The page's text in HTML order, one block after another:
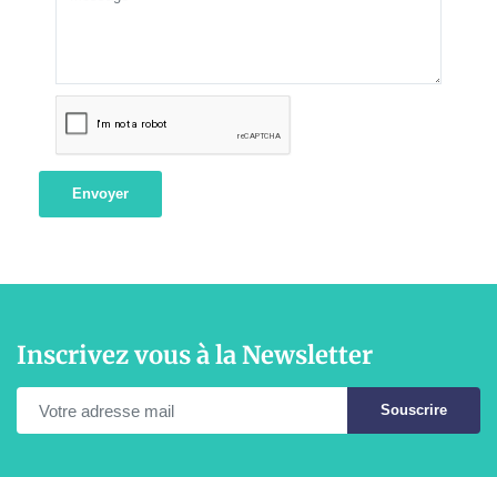
Envoyer
Inscrivez vous à la Newsletter
Souscrire